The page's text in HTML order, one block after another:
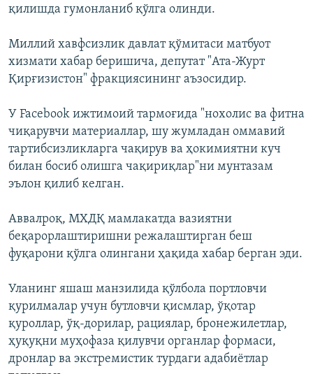
қилишда гумонланиб қўлга олинди.
Миллий хавфсизлик давлат қўмитаси матбуот
хизмати хабар беришича, депутат "Ата-Журт
Қирғизистон" фракциясининг аъзосидир.
У Facebook ижтимоий тармоғида "нохолис ва фитна
чиқарувчи материаллар, шу жумладан оммавий
тартибсизликларга чақирув ва ҳокимиятни куч
билан босиб олишга чақириқлар"ни мунтазам
эълон қилиб келган.
Аввалроқ, МХДҚ мамлакатда вазиятни
беқарорлаштиришни режалаштирган беш
фуқарони қўлга олингани ҳақида хабар берган эди.
Уланинг яшаш манзилида қўлбола портловчи
қурилмалар учун бутловчи қисмлар, ўқотар
қуроллар, ўқ-дорилар, рациялар, бронежилетлар,
ҳуқуқни муҳофаза қилувчи органлар формаси,
дронлар ва экстремистик турдаги адабиётлар